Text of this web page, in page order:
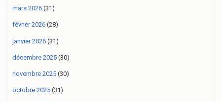
mars 2026 (31)
février 2026 (28)
janvier 2026 (31)
décembre 2025 (30)
novembre 2025 (30)
octobre 2025 (31)